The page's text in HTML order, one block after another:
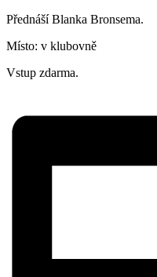
Přednáší Blanka Bronsema.
Místo: v klubovně
Vstup zdarma.